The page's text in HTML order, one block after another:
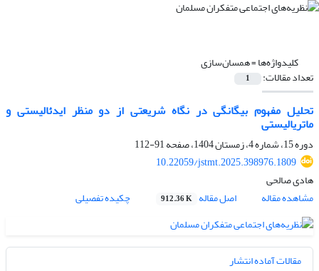
کلیدواژه‌ها =همسان‌سازی
تعداد مقالات: 1
تحلیل مفهوم بیگانگی در نگاه شریعتی از دو منظر ایدئالیستی و
ماتریالیستی
دوره 15، شماره 4، زمستان 1404، صفحه
91-112
10.22059/jstmt.2025.398976.1809
هادی صالحی
مشاهده مقاله
اصل مقاله 912.36 K چکیده تفصیلی
مقالات آماده انتشار